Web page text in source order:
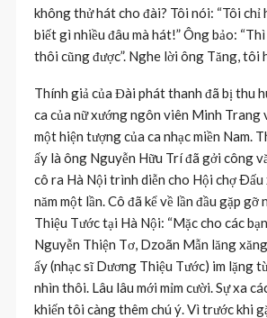
không thử hát cho đài? Tôi nói: “Tôi chỉ
biết gì nhiều đâu mà hát!” Ông bảo:
thôi cũng được”. Nghe lời ông Tăng, tôi
Thính giả của Đài phát thanh đã bị thu
ca của nữ xướng ngôn viên Minh Trang
một hiện tượng của ca nhạc miền Nam.
ấy là ông Nguyễn Hữu Trí đã gởi công
cô ra Hà Nội trình diễn cho Hội chợ Ðấu
năm một lần. Cô đã kể về lần đầu gặp gỡ
Thiệu Tước tại Hà Nội: “Mặc cho các
Nguyễn Thiện Tơ, Dzoãn Mẫn lăng
ấy (nhạc sĩ Dương Thiệu Tước) im lặng
nhìn thôi. Lâu lâu mới mỉm cười. Sự xa
khiến tôi càng thêm chú ý. Vì trước khi